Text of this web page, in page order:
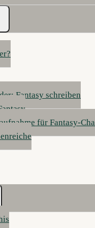
Fantasy schreiben
für Fantasy-